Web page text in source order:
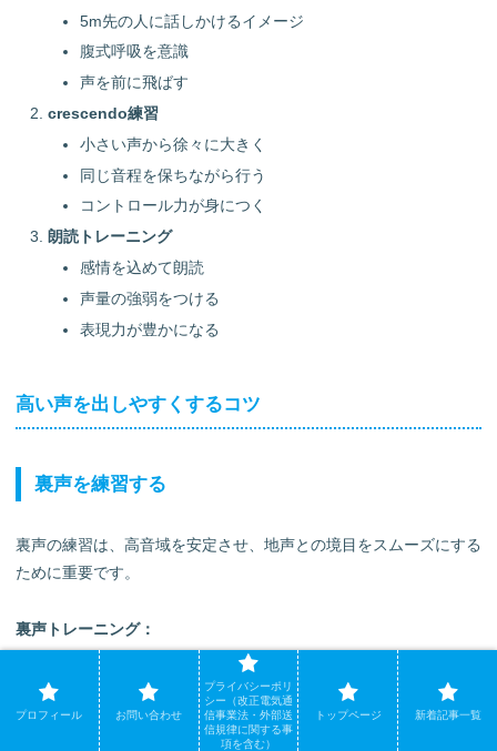
5m先の人に話しかけるイメージ
腹式呼吸を意識
声を前に飛ばす
crescendo練習
小さい声から徐々に大きく
同じ音程を保ちながら行う
コントロール力が身につく
朗読トレーニング
感情を込めて朗読
声量の強弱をつける
表現力が豊かになる
高い声を出しやすくするコツ
裏声を練習する
裏声の練習は、高音域を安定させ、地声との境目をスムーズにする
ために重要です。
裏声トレーニング：
優しい裏声から
息を多めに使い、優しく発声
「ふー」という感じで始める
プロフィール お問い合わせ
プライバシーポリ
シー（改正電気通
信事業法・外部送
信規律に関する事
項を含む）
トップページ 新着記事一覧